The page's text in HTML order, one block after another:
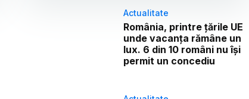
Actualitate
România, printre țările UE
unde vacanța rămâne un
lux. 6 din 10 români nu își
permit un concediu